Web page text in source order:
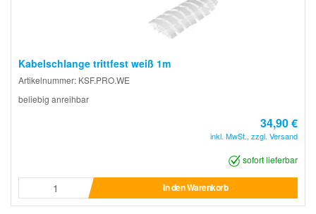
Kabelschlange trittfest weiß 1m
Artikelnummer: KSF.PRO.WE
beliebig anreihbar
34,90 €
inkl. MwSt., zzgl. Versand
sofort lieferbar
In den Warenkorb